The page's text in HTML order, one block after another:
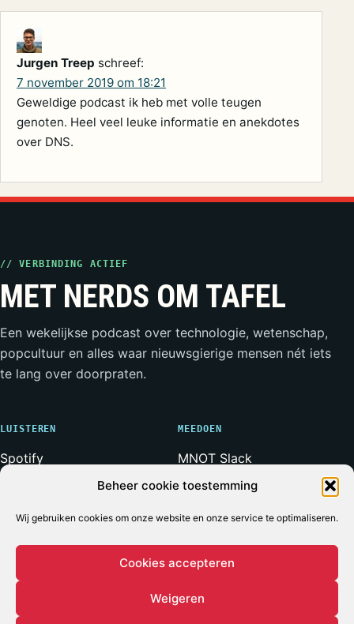
Beheer cookie toestemming
Wij gebruiken cookies om onze website en onze service te optimaliseren.
Cookies accepteren
Weigeren
Jurgen Treep schreef:
7 november 2019 om 18:21
Geweldige podcast ik heb met volle teugen
genoten. Heel veel leuke informatie en anekdotes
over DNS.
// VERBINDING ACTIEF
MET NERDS OM TAFEL
Een wekelijkse podcast over technologie, wetenschap,
popcultuur en alles waar nieuwsgierige mensen nét iets
te lang over doorpraten.
LUISTEREN
Spotify
RSS-feed
MEEDOEN
MNOT Slack
Weerwolven Slack
Adverteren